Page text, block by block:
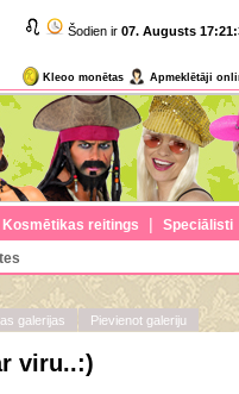
Šodien ir 07. Augusts
Kleoo monētas Apmeklētāji
Kosmētikas reitings | Speciālisti
galerijas Pievienot galeriju
viru..:)